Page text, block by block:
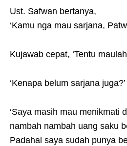
Ust. Safwan bertanya,
‘Kamu nga mau sarjana,
Kujawab cepat, ‘Tentu
‘Kenapa belum sarjana
‘Saya masih mau menikmati
nambah nambah uang saku
Padahal saya sudah punya